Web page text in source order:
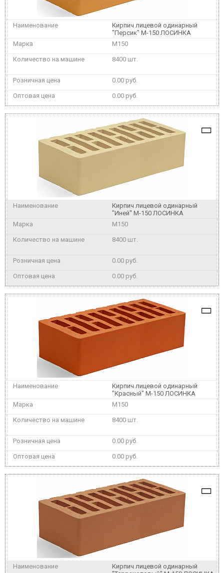
Кирпич лицевой одинарный
"Персик" М-150 ЛОСИНКА
M150
8400 шт.
0.00 руб.
0.00 руб.
Кирпич лицевой одинарный
"Иней" М-150 ЛОСИНКА
M150
8400 шт.
0.00 руб.
0.00 руб.
Кирпич лицевой одинарный
"Красный" М-150 ЛОСИНКА
M150
8400 шт.
0.00 руб.
0.00 руб.
Кирпич лицевой одинарный